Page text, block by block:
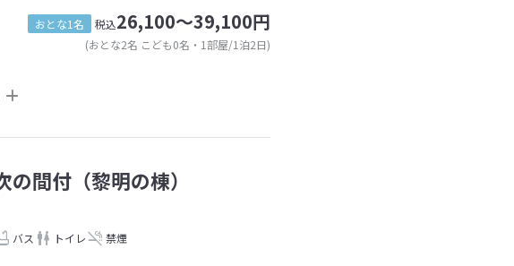
おとな1名 税込26,100～39,100円
(おとな2名 こども0名・1部屋/1泊2日)
間付（黎明の棟）
バス トイレ 禁煙